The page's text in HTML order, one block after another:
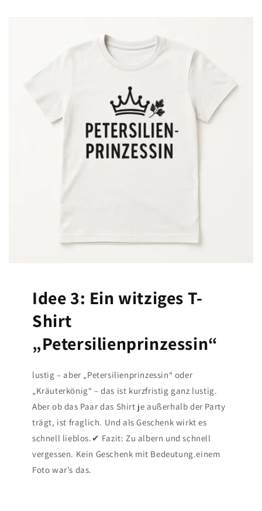
Idee 3: Ein witziges T-
Shirt
„Petersilienprinzessin“
lustig – aber „Petersilienprinzessin“ oder
„Kräuterkönig“ – das ist kurzfristig ganz lustig.
Aber ob das Paar das Shirt je außerhalb der Party
trägt, ist fraglich. Und als Geschenk wirkt es
schnell lieblos.✔ Fazit: Zu albern und schnell
vergessen. Kein Geschenk mit Bedeutung.einem
Foto war’s das.